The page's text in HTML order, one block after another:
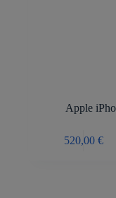
Apple
520,00 €